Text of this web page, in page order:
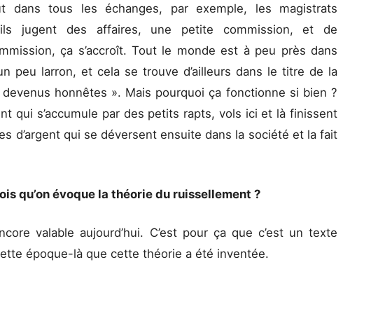
dans tous les échanges, par exemple, les magistrats
jugent des affaires, une petite commission, et de
ça s’accroît. Tout le monde est à peu près dans
peu larron, et cela se trouve d’ailleurs dans le titre de la
honnêtes ». Mais pourquoi ça fonctionne si bien ?
qui s’accumule par des petits rapts, vols ici et là finissent
d’argent qui se déversent ensuite dans la société et la fait
qu’on évoque la théorie du ruissellement ?
valable aujourd’hui. C’est pour ça que c’est un texte
époque-là que cette théorie a été inventée.